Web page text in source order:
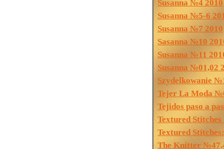
Susanna №4 2010
Susanna №5-6
Susanna №7 2010
Sasanna №10
Susanna №11
Susanna №01,02
Szydelkowanie
Tejer La Moda
Tejidos paso a
Textured Stitches
Textured
The Knitter